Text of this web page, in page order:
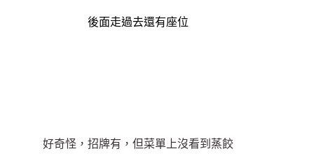
後面走過去還有座位
好奇怪，招牌有，但菜單上沒看到蒸餃